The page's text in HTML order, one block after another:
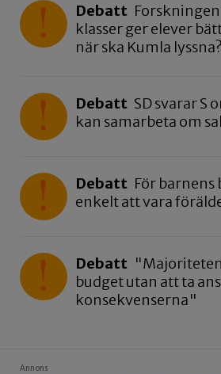
Debatt
klasser ger elever
när ska Kumla lyssna?
Debatt SD svarar S
kan samarbeta om
Debatt För barnens
enkelt att vara
Debatt
budget utan att ta
konsekvenserna"
Annons